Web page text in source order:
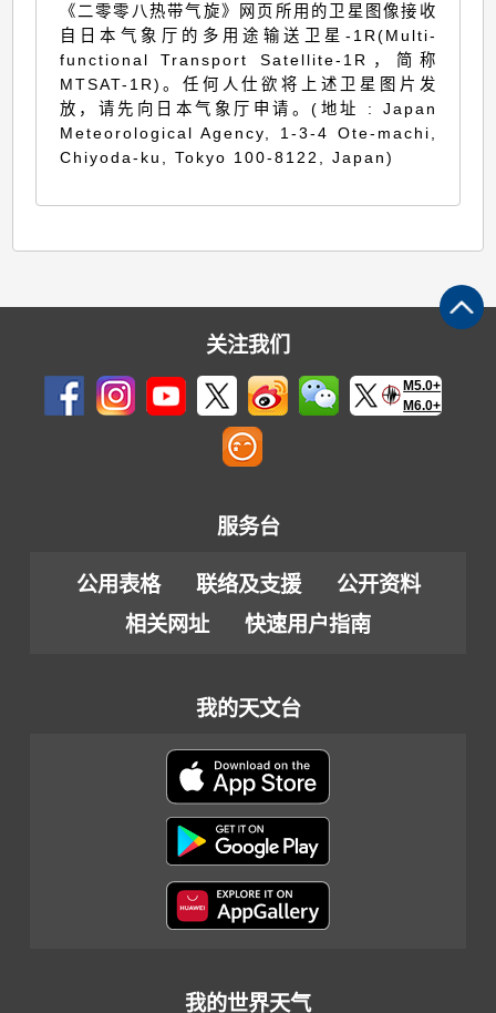
《二零零八热带气旋》网页所用的卫星图像接收
自日本气象厅的多用途输送卫星-1R(Multi-
functional Transport Satellite-1R，简称
MTSAT-1R)。任何人仕欲将上述卫星图片发
放，请先向日本气象厅申请。(地址 : Japan
Meteorological Agency, 1-3-4 Ote-machi,
Chiyoda-ku, Tokyo 100-8122, Japan)
关注我们
M5.0+
M6.0+
服务台
公用表格 联络及支援
公开资料
相关网址
快速用户指南
我的天文台
我的世界天气